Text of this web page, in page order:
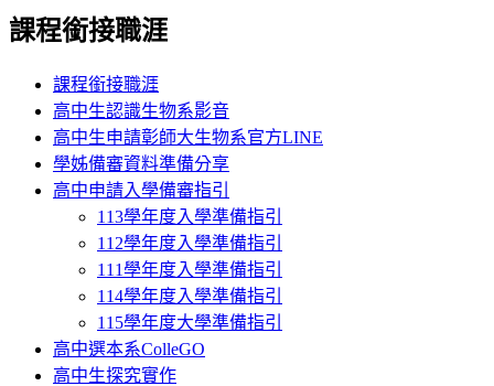
課程銜接職涯
課程銜接職涯
高中生認識生物系影音
高中生申請彰師大生物系官方LINE
學姊備審資料準備分享
高中申請入學備審指引
113學年度入學準備指引
112學年度入學準備指引
111學年度入學準備指引
114學年度入學準備指引
115學年度大學準備指引
高中選本系ColleGO
高中生探究實作